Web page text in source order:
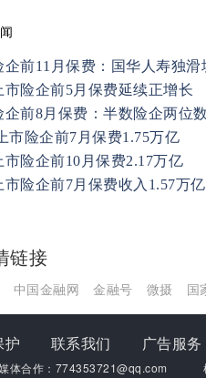
企前11月保费：国华人寿独滑
市险企前5月保费延续正增长
企前8月保费：半数险企两位
市险企前7月保费1.75万亿
市险企前10月保费2.17万亿
市险企前7月保费收入1.57万亿
链接
中国金融网 金融号 微摄 国
护 联系我们 广告服务
体合作：774353721@qq.com